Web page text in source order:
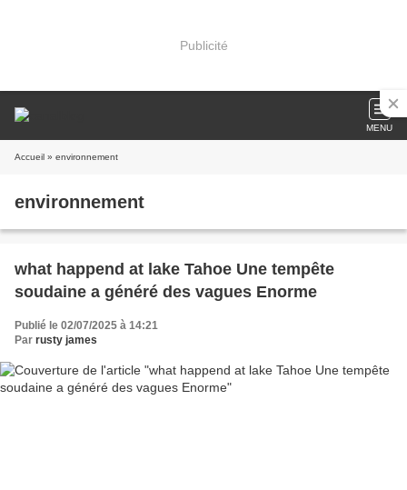
Publicité
MENU
Accueil » environnement
environnement
what happend at lake Tahoe Une tempête
soudaine a généré des vagues Enorme
Publié le 02/07/2025 à 14:21
Par rusty james